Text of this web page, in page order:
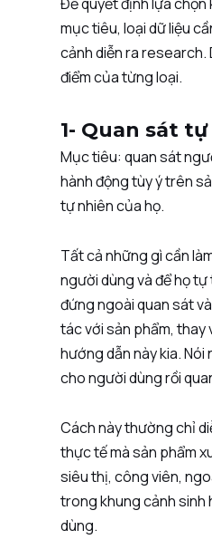
mục tiêu, loại dữ liệu
cảnh diễn ra research.
điểm của từng loại.
1- Quan sát
Mục tiêu: quan sát
hành động tùy ý trên
tự nhiên của họ.
Tất cả những gì cần
người dùng và để họ
đứng ngoài quan sát
tác với sản phẩm, thay
hướng dẫn này kia.
cho người dùng rồi
Cách này thường chỉ
thực tế mà sản phẩm
siêu thị, công viên,
trong khung cảnh
dùng.